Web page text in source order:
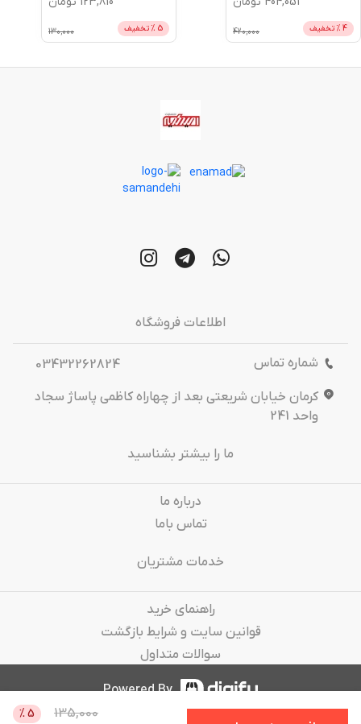
135,000
5
%
4 % تخفیف 420,000
5 % تخفیف 130,000
اطلاعات فروشگاه
شماره تماس
03432262824
کرمان خیابان شریعتی بعد از چهاراه کاظمی پاساژ سجاد
واحد 241
ما را بیشتر بشناسید
درباره‌ ما
تماس باما
خدمات مشتریان
راهنمای خرید
قوانین سایت و شرایط بازگشت
سوالات متداول
Powered By